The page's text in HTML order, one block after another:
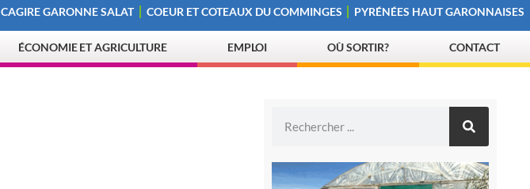
CAGIRE GARONNE SALAT COEUR ET COTEAUX DU COMMINGES PYRÉNÉES HAUT GARONNAISES
ÉCONOMIE ET AGRICULTURE EMPLOI OÙ SORTIR? CONTACT